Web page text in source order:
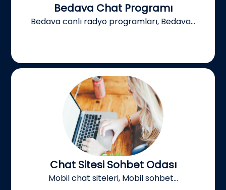
Bedava Chat Programı
Bedava canlı radyo programları, Bedava...
Chat Sitesi Sohbet Odası
Mobil chat siteleri, Mobil sohbet...